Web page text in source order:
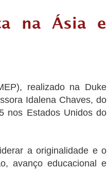
na Ásia e
realizado na Duke
Idalena Chaves, do
nos Estados Unidos do
a originalidade e o
avanço educacional e